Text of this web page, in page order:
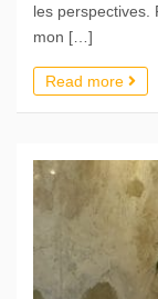
les perspectives.
mon […]
Read more